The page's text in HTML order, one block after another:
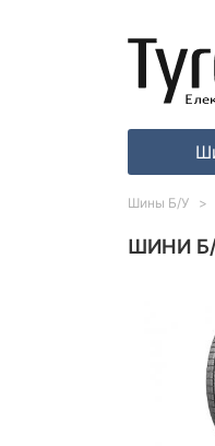
ШИНИ Б/
Шины Б/У